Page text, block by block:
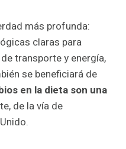
más profunda:
claras para
transporte y energía,
se beneficiará de
en la dieta son una
de la vía de